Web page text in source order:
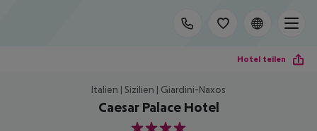
Hotel teilen
Italien | Sizilien | Giardini-Naxos
Caesar Palace Hotel